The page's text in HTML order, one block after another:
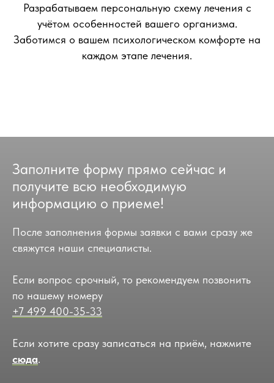
Разрабатываем персональную схему лечения с
учётом особенностей вашего организма.
Заботимся о вашем психологическом комфорте на
каждом этапе лечения.
Заполните форму прямо сейчас и
получите всю необходимую
информацию о приеме!
После заполнения формы заявки с вами сразу же
свяжутся наши специалисты.
Если вопрос срочный, то рекомендуем позвонить
по нашему номеру
+7 499 400-35-33
Если хотите сразу записаться на приём, нажмите
сюда.